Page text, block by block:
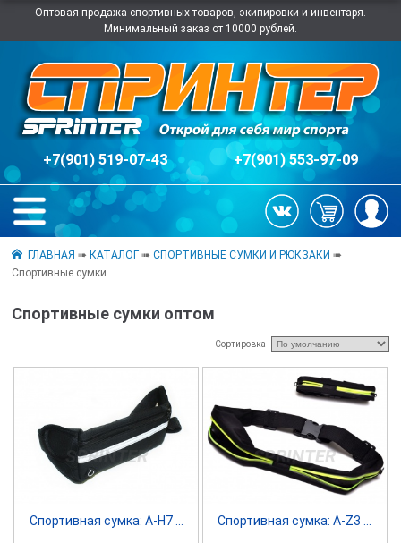
Оптовая продажа спортивных товаров, экипировки и инвентаря.
Минимальный заказ от 10000 рублей.
+7(901) 519-07-43 +7(901) 553-97-09
ГЛАВНАЯ ➠КАТАЛОГ ➠СПОРТИВНЫЕ СУМКИ И РЮКЗАКИ ➠
Спортивные сумки
Спортивные сумки оптом
Сортировка
SPRINTER
Спортивная сумка: А-Н7 ...
SPRINTER
Спортивная сумка: А-Z3 ...